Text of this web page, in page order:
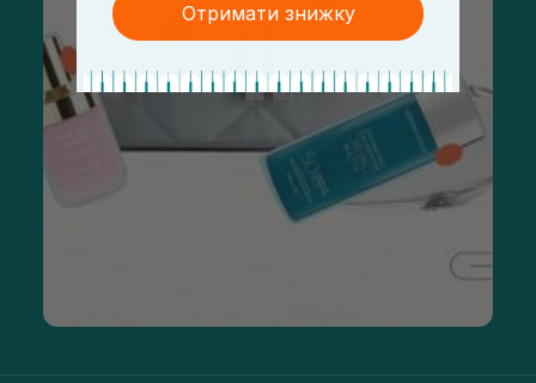
Отримати знижку